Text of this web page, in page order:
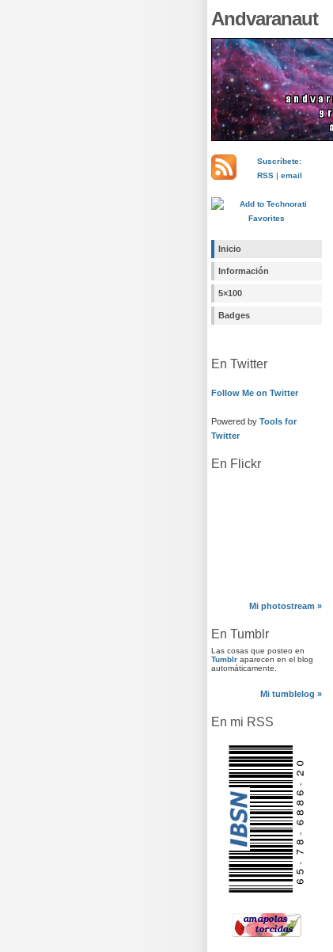
Andvaranaut
Suscríbete:
RSS| email
Inicio
Información
5×100
Badges
En Twitter
Follow Me on Twitter
Powered by Tools for
Twitter
En Flickr
Mi photostream »
En Tumblr
Las cosas que posteo en
Tumblr aparecen en el blog
automáticamente.
Mi tumblelog »
En mi RSS